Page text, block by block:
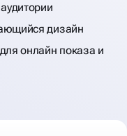
дизайн
онлайн показа и